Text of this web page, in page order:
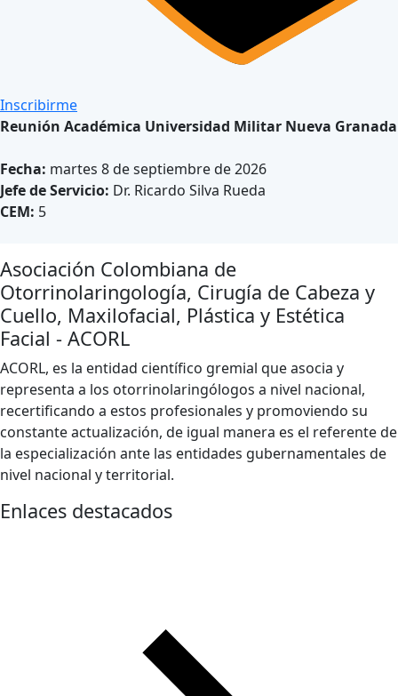
Inscribirme
Reunión Académica Universidad Militar Nueva Granada
Fecha: martes 8 de septiembre de 2026
Jefe de Servicio: Dr. Ricardo Silva Rueda
CEM: 5
Asociación Colombiana de
Otorrinolaringología, Cirugía de Cabeza y
Cuello, Maxilofacial, Plástica y Estética
Facial - ACORL
ACORL, es la entidad científico gremial que asocia y
representa a los otorrinolaringólogos a nivel nacional,
recertificando a estos profesionales y promoviendo su
constante actualización, de igual manera es el referente de
la especialización ante las entidades gubernamentales de
nivel nacional y territorial.
Enlaces destacados